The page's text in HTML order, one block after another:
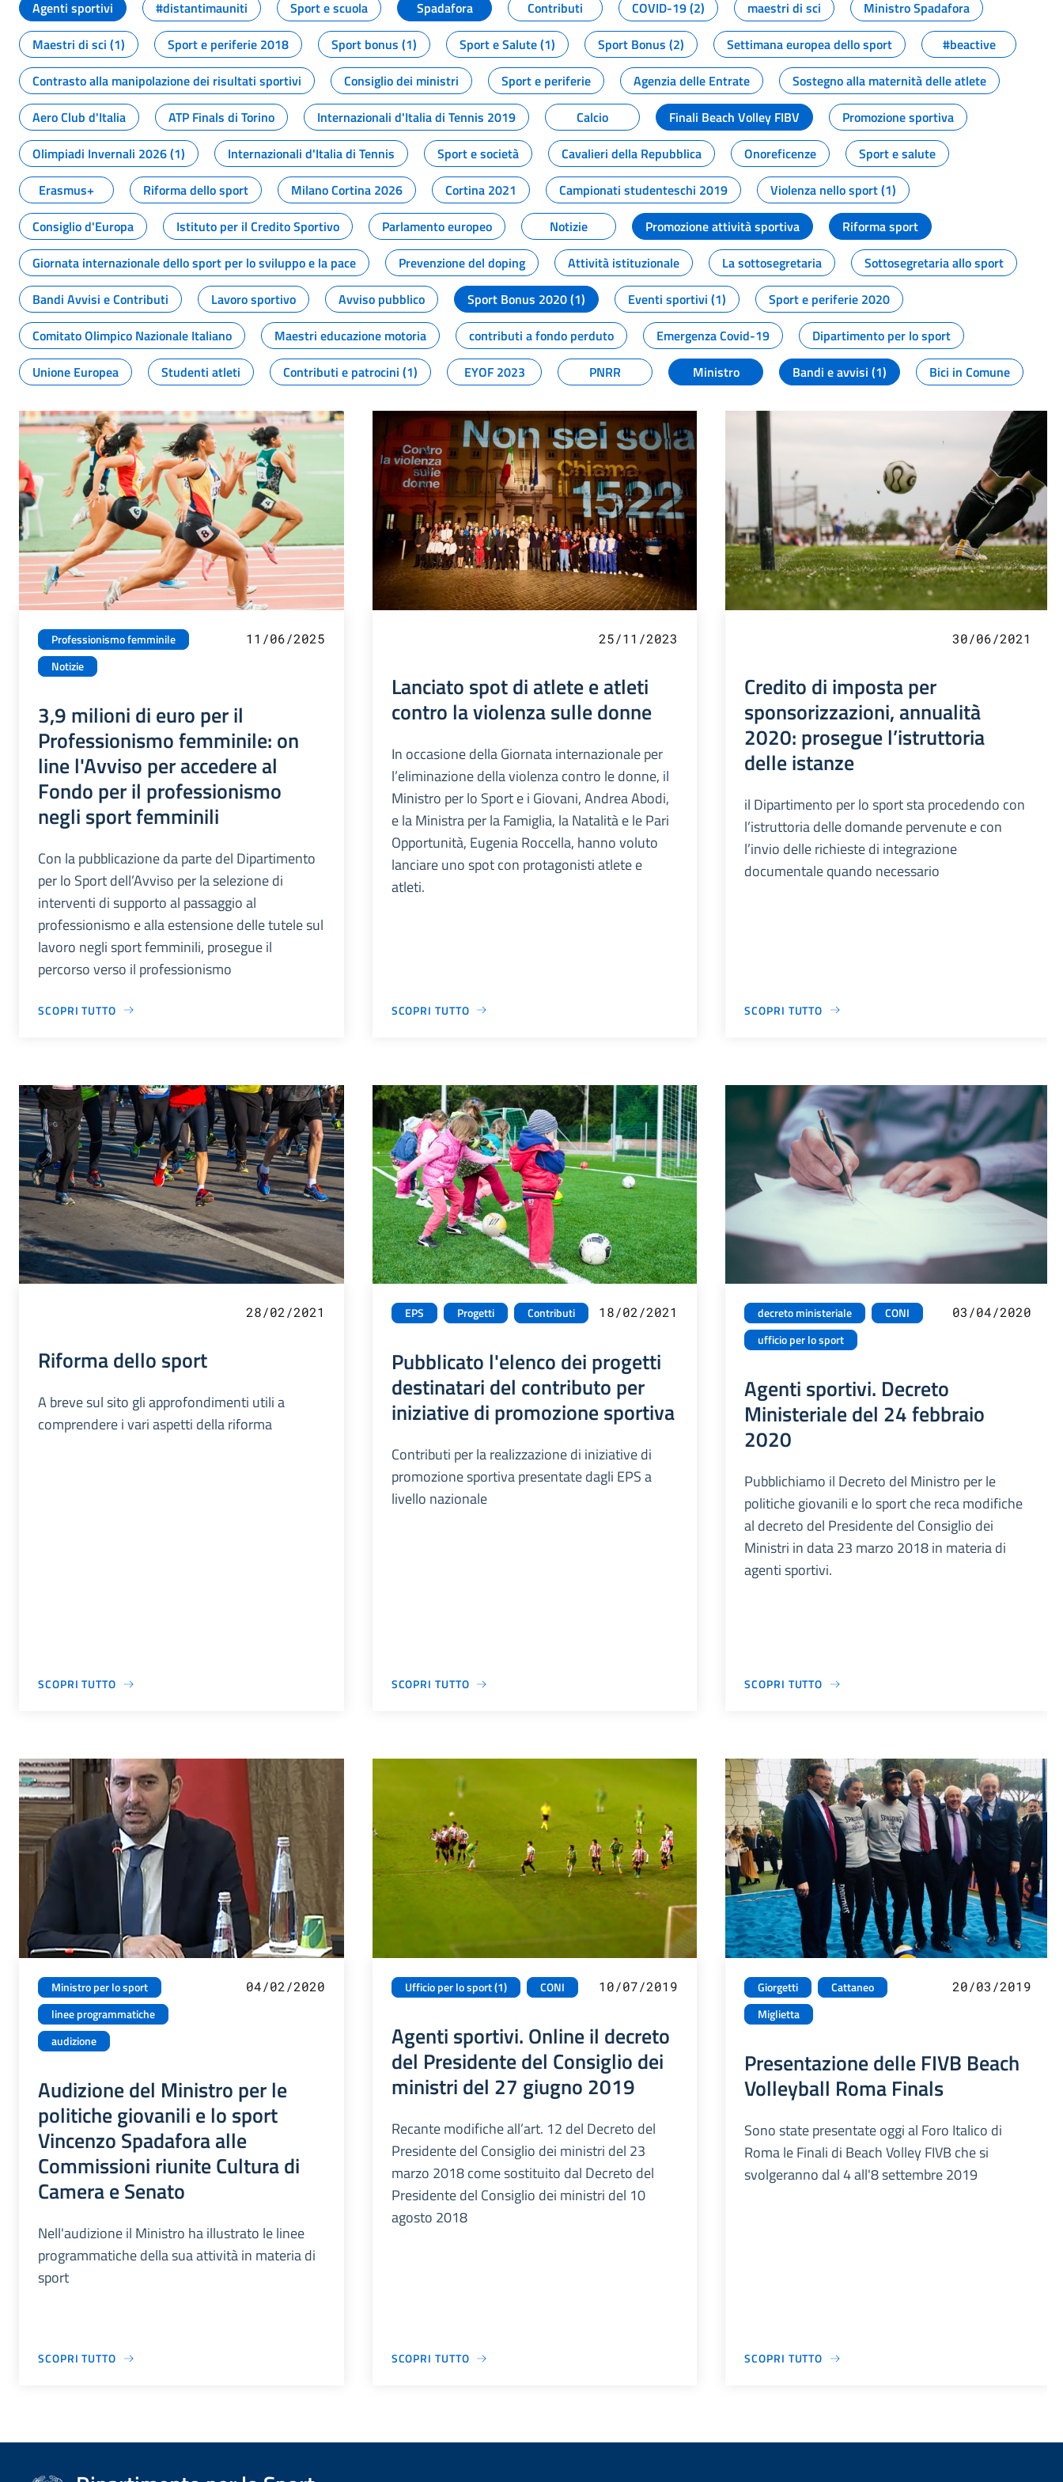
Agenti sportivi
#distantimauniti Sport e scuola Spadafora Contributi COVID-19 (2) maestri di sci
Ministro Spadafora
Maestri di sci (1)
Sport e periferie 2018 Sport bonus (1) Sport e Salute (1) Sport Bonus (2) Settimana europea dello sport
#beactive
Contrasto alla manipolazione dei risultati sportivi
Consiglio dei ministri Sport e periferie Agenzia delle Entrate
Sostegno alla maternità delle atlete
Aero Club d'Italia
ATP Finals di Torino Internazionali d'Italia di Tennis 2019 Calcio Finali Beach Volley FIBV
Promozione sportiva
Olimpiadi Invernali 2026 (1)
Internazionali d'Italia di Tennis Sport e società Cavalieri della Repubblica Onoreficenze
Sport e salute
Erasmus+
Riforma dello sport Milano Cortina 2026 Cortina 2021 Campionati studenteschi 2019
Violenza nello sport (1)
Consiglio d'Europa
Istituto per il Credito Sportivo Parlamento europeo Notizie Promozione attività sportiva
Riforma sport
Giornata internazionale dello sport per lo sviluppo e la pace
Prevenzione del doping Attività istituzionale La sottosegretaria
Sottosegretaria allo sport
Bandi Avvisi e Contributi
Lavoro sportivo Avviso pubblico Sport Bonus 2020 (1) Eventi sportivi (1)
Sport e periferie 2020
Comitato Olimpico Nazionale Italiano
Maestri educazione motoria contributi a fondo perduto Emergenza Covid-19
Dipartimento per lo sport
Unione Europea
Studenti atleti Contributi e patrocini (1) EYOF 2023 PNRR Ministro Bandi e avvisi (1) Bici in Comune
Professionismo femminile
Notizie
11/06/2025
3,9 milioni di euro per il
Professionismo femminile: on
line l'Avviso per accedere al
Fondo per il professionismo
negli sport femminili
Con la pubblicazione da parte del Dipartimento
per lo Sport dell’Avviso per la selezione di
interventi di supporto al passaggio al
professionismo e alla estensione delle tutele sul
lavoro negli sport femminili, prosegue il
percorso verso il professionismo
SCOPRI TUTTO
25/11/2023
Lanciato spot di atlete e atleti
contro la violenza sulle donne
In occasione della Giornata internazionale per
l’eliminazione della violenza contro le donne, il
Ministro per lo Sport e i Giovani, Andrea Abodi,
e la Ministra per la Famiglia, la Natalità e le Pari
Opportunità, Eugenia Roccella, hanno voluto
lanciare uno spot con protagonisti atlete e
atleti.
SCOPRI TUTTO
30/06/2021
Credito di imposta per
sponsorizzazioni, annualità
2020: prosegue l’istruttoria
delle istanze
il Dipartimento per lo sport sta procedendo con
l’istruttoria delle domande pervenute e con
l’invio delle richieste di integrazione
documentale quando necessario
SCOPRI TUTTO
28/02/2021
Riforma dello sport
A breve sul sito gli approfondimenti utili a
comprendere i vari aspetti della riforma
SCOPRI TUTTO
EPS Progetti Contributi 18/02/2021
Pubblicato l'elenco dei progetti
destinatari del contributo per
iniziative di promozione sportiva
Contributi per la realizzazione di iniziative di
promozione sportiva presentate dagli EPS a
livello nazionale
SCOPRI TUTTO
decreto ministeriale
CONI
ufficio per lo sport
03/04/2020
Agenti sportivi. Decreto
Ministeriale del 24 febbraio
2020
Pubblichiamo il Decreto del Ministro per le
politiche giovanili e lo sport che reca modifiche
al decreto del Presidente del Consiglio dei
Ministri in data 23 marzo 2018 in materia di
agenti sportivi.
SCOPRI TUTTO
Ministro per lo sport
linee programmatiche
audizione
04/02/2020
Audizione del Ministro per le
politiche giovanili e lo sport
Vincenzo Spadafora alle
Commissioni riunite Cultura di
Camera e Senato
Nell'audizione il Ministro ha illustrato le linee
programmatiche della sua attività in materia di
sport
SCOPRI TUTTO
Ufficio per lo sport (1) CONI 10/07/2019
Agenti sportivi. Online il decreto
del Presidente del Consiglio dei
ministri del 27 giugno 2019
Recante modifiche all’art. 12 del Decreto del
Presidente del Consiglio dei ministri del 23
marzo 2018 come sostituito dal Decreto del
Presidente del Consiglio dei ministri del 10
agosto 2018
SCOPRI TUTTO
Giorgetti
Cattaneo
Miglietta
20/03/2019
Presentazione delle FIVB Beach
Volleyball Roma Finals
Sono state presentate oggi al Foro Italico di
Roma le Finali di Beach Volley FIVB che si
svolgeranno dal 4 all'8 settembre 2019
SCOPRI TUTTO